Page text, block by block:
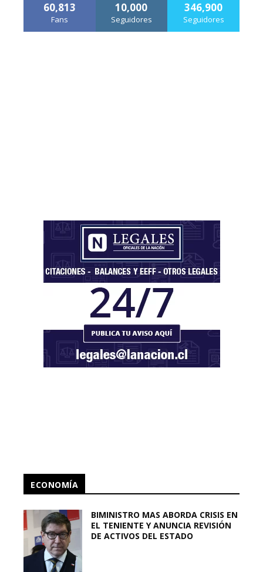
60,813
Fans
10,000
Seguidores
346,900
Seguidores
ECONOMÍA
BIMINISTRO MAS ABORDA CRISIS EN
EL TENIENTE Y ANUNCIA REVISIÓN
DE ACTIVOS DEL ESTADO